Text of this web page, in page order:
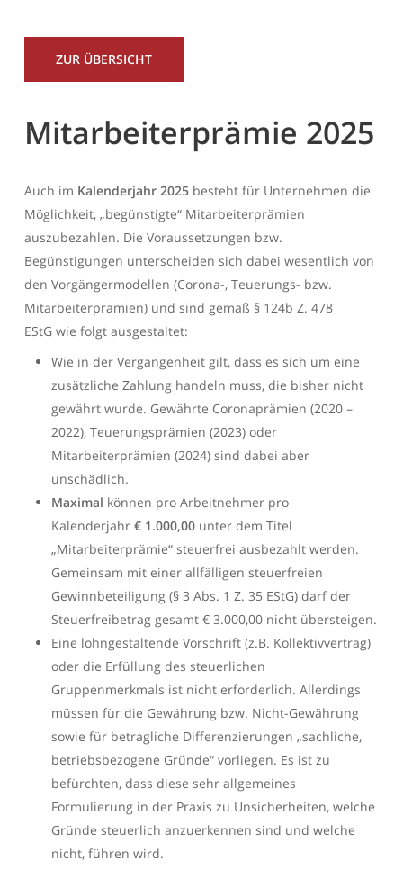
ZUR ÜBERSICHT
Mitarbeiterprämie 2025
Auch im Kalenderjahr 2025 besteht für Unternehmen die
Möglichkeit, „begünstigte“ Mitarbeiterprämien
auszubezahlen. Die Voraussetzungen bzw.
Begünstigungen unterscheiden sich dabei wesentlich von
den Vorgängermodellen (Corona-, Teuerungs- bzw.
Mitarbeiterprämien) und sind gemäß § 124b Z. 478
EStG wie folgt ausgestaltet:
Wie in der Vergangenheit gilt, dass es sich um eine
zusätzliche Zahlung handeln muss, die bisher nicht
gewährt wurde. Gewährte Coronaprämien (2020 –
2022), Teuerungsprämien (2023) oder
Mitarbeiterprämien (2024) sind dabei aber
unschädlich.
Maximal können pro Arbeitnehmer pro
Kalenderjahr€ 1.000,00 unter dem Titel
„Mitarbeiterprämie“ steuerfrei ausbezahlt werden.
Gemeinsam mit einer allfälligen steuerfreien
Gewinnbeteiligung (§ 3 Abs. 1 Z. 35 EStG) darf der
Steuerfreibetrag gesamt € 3.000,00 nicht übersteigen.
Eine lohngestaltende Vorschrift (z.B. Kollektivvertrag)
oder die Erfüllung des steuerlichen
Gruppenmerkmals ist nicht erforderlich. Allerdings
müssen für die Gewährung bzw. Nicht-Gewährung
sowie für betragliche Differenzierungen „sachliche,
betriebsbezogene Gründe“ vorliegen. Es ist zu
befürchten, dass diese sehr allgemeines
Formulierung in der Praxis zu Unsicherheiten, welche
Gründe steuerlich anzuerkennen sind und welche
nicht, führen wird.